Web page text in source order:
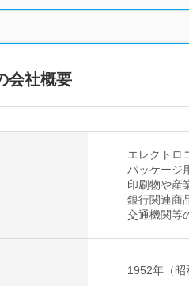
会社概要
エレクトロ
パッケージ
印刷物や産
銀行関連商
交通機関等
1952年（